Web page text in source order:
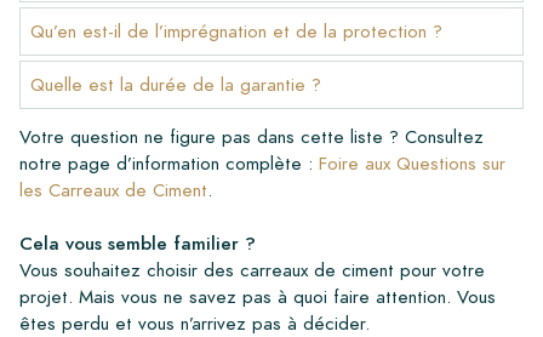
Qu’en est-il de l’imprégnation et de la protection ?
Quelle est la durée de la garantie ?
Votre question ne figure pas dans cette liste ? Consultez
notre page d’information complète : Foire aux Questions sur
les Carreaux de Ciment.
Cela vous semble familier ?
Vous souhaitez choisir des carreaux de ciment pour votre
projet. Mais vous ne savez pas à quoi faire attention. Vous
êtes perdu et vous n’arrivez pas à décider.